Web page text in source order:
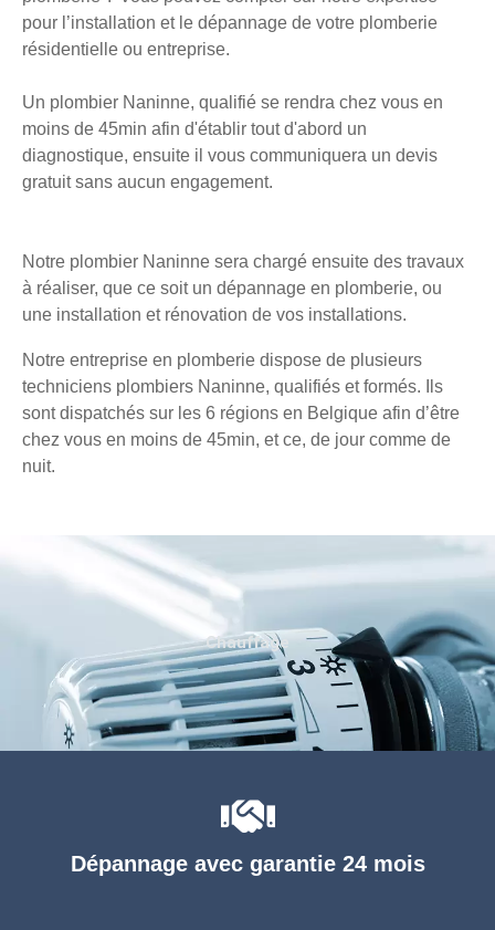
pour l’installation et le dépannage de votre plomberie
résidentielle ou entreprise.
Un plombier Naninne, qualifié se rendra chez vous en
moins de 45min afin d'établir tout d'abord un
diagnostique, ensuite il vous communiquera un devis
gratuit sans aucun engagement.
Notre plombier Naninne sera chargé ensuite des travaux
à réaliser, que ce soit un dépannage en plomberie, ou
une installation et rénovation de vos installations.
Notre entreprise en plomberie dispose de plusieurs
techniciens plombiers Naninne, qualifiés et formés. Ils
sont dispatchés sur les 6 régions en Belgique afin d’être
chez vous en moins de 45min, et ce, de jour comme de
nuit.
Dépannage avec garantie 24 mois
Chauffage